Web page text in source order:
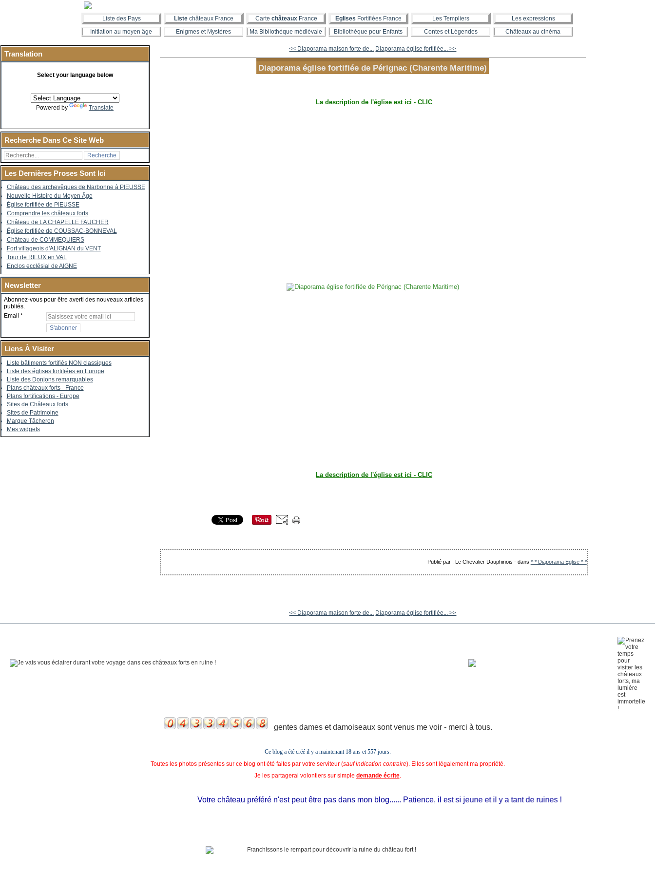
Liste des Pays Liste châteaux France Carte châteauxFrance Eglises Fortifiées France Les Templiers
Les expressions
Initiation au moyen âge
Enigmes et Mystères Ma Bibliothèque médiévale Bibliothèque pour Enfants Contes et Légendes Châteaux au cinéma
Translation
Select your language below
Powered by Translate
Recherche Dans Ce Site Web
Les Dernières Proses Sont Ici
Château des archevêques de Narbonne à PIEUSSE
Nouvelle Histoire du Moyen Âge
Église fortifiée de PIEUSSE
Comprendre les châteaux forts
Château de LA CHAPELLE FAUCHER
Église fortifiée de COUSSAC-BONNEVAL
Château de COMMEQUIERS
Fort villageois d'ALIGNAN du VENT
Tour de RIEUX en VAL
Enclos ecclésial de AIGNE
Newsletter
Abonnez-vous pour être averti des nouveaux articles
publiés.
Email
Liens À Visiter
Liste bâtiments fortifiés NON classiques
Liste des églises fortifiées en Europe
Liste des Donjons remarquables
Plans châteaux forts - France
Plans fortifications - Europe
Sites de Châteaux forts
Sites de Patrimoine
Marque Tâcheron
Mes widgets
<< Diaporama maison forte de... Diaporama église fortifiée... >>
Diaporama église fortifiée de Pérignac (Charente Maritime)
La description de l'église est ici - CLIC
La description de l'église est ici - CLIC
Publié par : Le Chevalier Dauphinois -dans *-* Diaporama Eglise *-*
<< Diaporama maison forte de... Diaporama église fortifiée... >>
gentes dames et damoiseaux sont venus me voir - merci à tous.
Ce blog a été créé il y a maintenant 18 ans et557 jours.
Toutes les photos présentes sur ce blog ont été faites par votre serviteur (sauf indication contraire). Elles sont légalement ma propriété.
Je les partagerai volontiers sur simple demande écrite.
Votre château préféré n'est peut être pas dans mon blog...... Patience, il est si jeune et il y a tant de ruines !